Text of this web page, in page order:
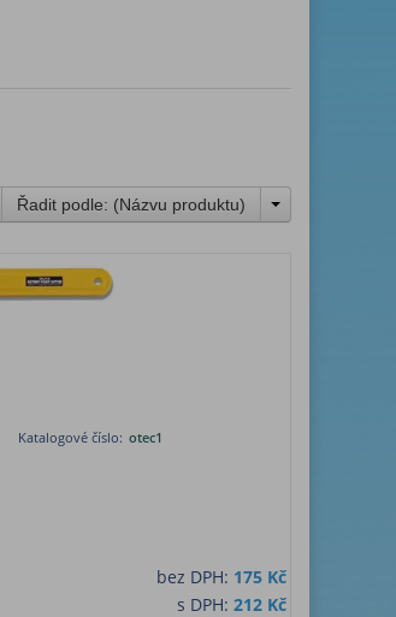
Řadit podle: (Názvu produktu)
Katalogové číslo: otec1
bez DPH: 175 Kč
s DPH: 212 Kč